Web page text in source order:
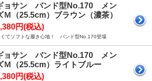
ョサン バンド型No.170 メン
Ｍ（25.5cm）ブラウン（濃茶）
円(税込)
てソフトな履き心地！ バンド型No.170登場
ョサン バンド型No.170 メン
Ｍ（25.5cm）ライトブルー
円(税込)